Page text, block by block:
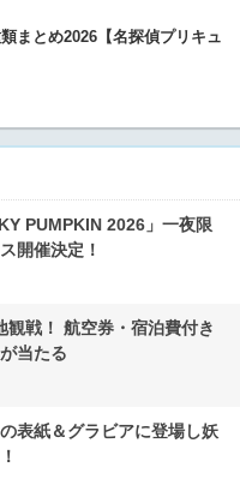
まとめ2026【名探偵プリキュ
PUMPKIN 2026」一夜限
開催決定！
戦！ 航空券・宿泊費付き
当たる
表紙＆グラビアに登場し妖